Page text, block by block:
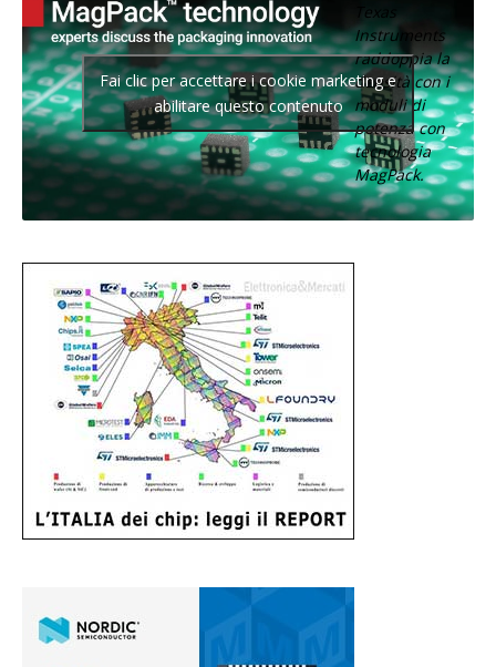
Texas
Instruments
raddoppia la
densità con i
moduli di
potenza con
tecnologia
MagPack.
Fai clic per accettare i cookie marketing e
abilitare questo contenuto